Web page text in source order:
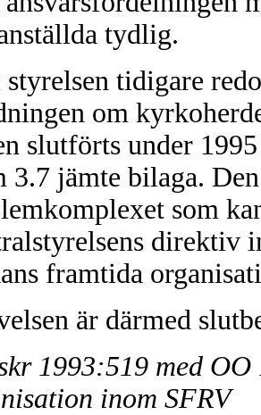
tydlig.
styrelsen tidigare
om
slutförts under
3.7 jämte bilaga.
som
direktiv
framtida
är därmed
1993:519 med
inom SFRV